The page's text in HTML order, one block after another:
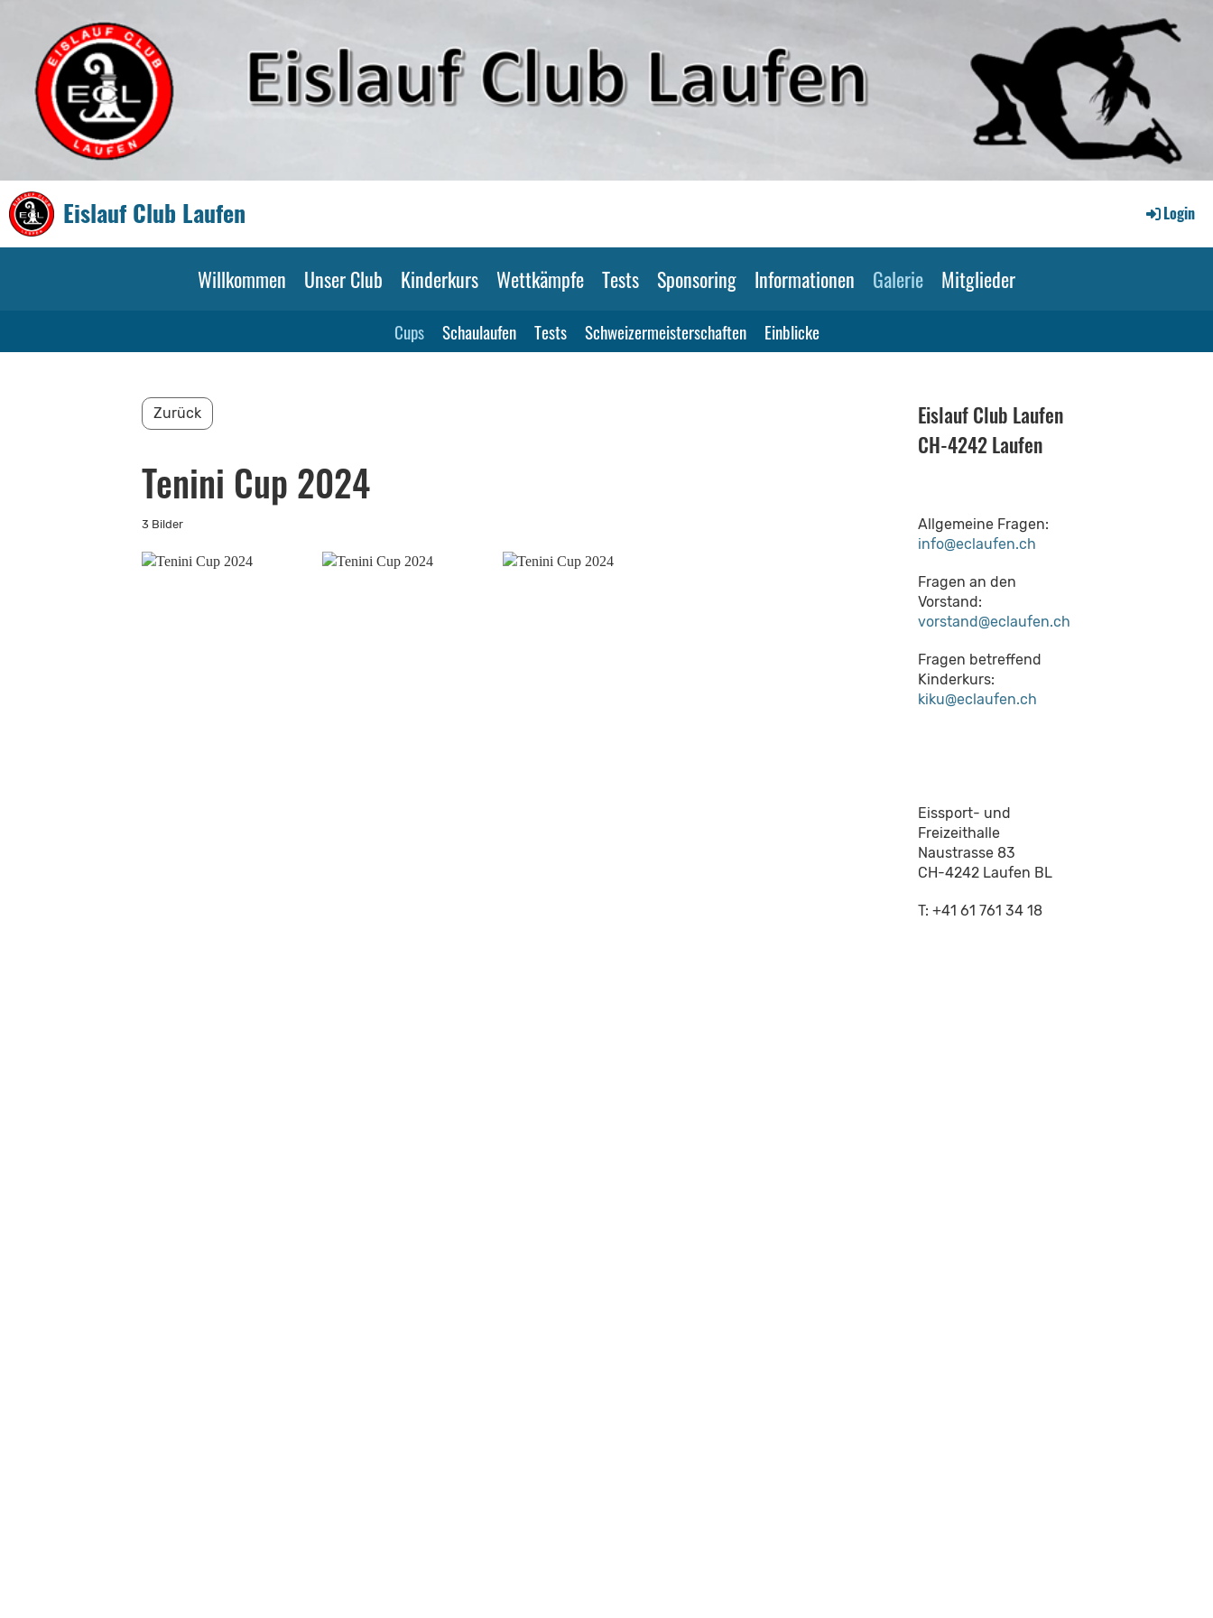
Eislauf Club Laufen Login
Willkommen Unser Club Kinderkurs Wettkämpfe Tests Sponsoring Informationen Galerie Mitglieder
Cups Schaulaufen Tests Schweizermeisterschaften Einblicke
Zurück
Tenini Cup 2024
3 Bilder
Eislauf Club Laufen
CH-4242 Laufen
Allgemeine Fragen:
info@eclaufen.ch
Fragen an den
Vorstand:
vorstand@eclaufen.ch
Fragen betreffend
Kinderkurs:
kiku@eclaufen.ch
Eissport- und
Freizeithalle
Naustrasse 83
CH-4242 Laufen BL
T: +41 61 761 34 18